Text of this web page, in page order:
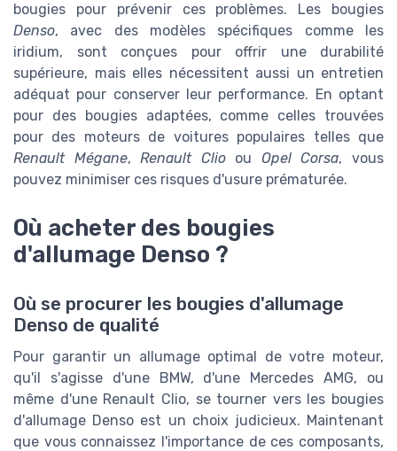
bougies pour prévenir ces problèmes. Les bougies
Denso, avec des modèles spécifiques comme les
iridium, sont conçues pour offrir une durabilité
supérieure, mais elles nécessitent aussi un entretien
adéquat pour conserver leur performance. En optant
pour des bougies adaptées, comme celles trouvées
pour des moteurs de voitures populaires telles que
Renault Mégane,Renault Clioou Opel Corsa, vous
pouvez minimiser ces risques d'usure prématurée.
Où acheter des bougies
d'allumage Denso ?
Où se procurer les bougies d'allumage
Denso de qualité
Pour garantir un allumage optimal de votre moteur,
qu'il s'agisse d'une BMW, d'une Mercedes AMG, ou
même d'une Renault Clio, se tourner vers les bougies
d'allumage Denso est un choix judicieux. Maintenant
que vous connaissez l'importance de ces composants,